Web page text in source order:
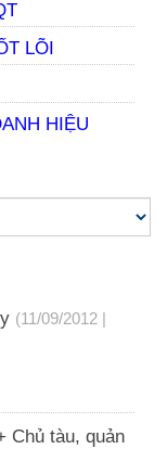
LÕI
HIỆU
(11/09/2012 |
Chủ tàu, quản